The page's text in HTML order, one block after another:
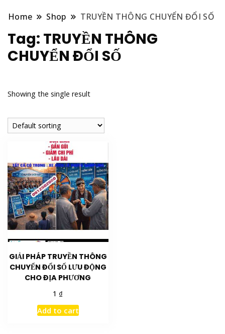
Home Shop TRUYỀN THÔNG CHUYỂN ĐỔI SỐ
Tag: TRUYỀN THÔNG
CHUYỂN ĐỔI SỐ
Showing the single result
GIẢI PHÁP TRUYỀN THÔNG
CHUYỂN ĐỔI SỐ LƯU ĐỘNG
CHO ĐỊA PHƯƠNG
1 ₫
Add to cart